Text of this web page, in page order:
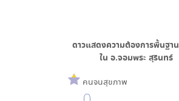
ดาวแสดงความต้องการพื้นฐาน
ใน อ.จอมพระ สุรินทร์
คนจนสุขภาพ